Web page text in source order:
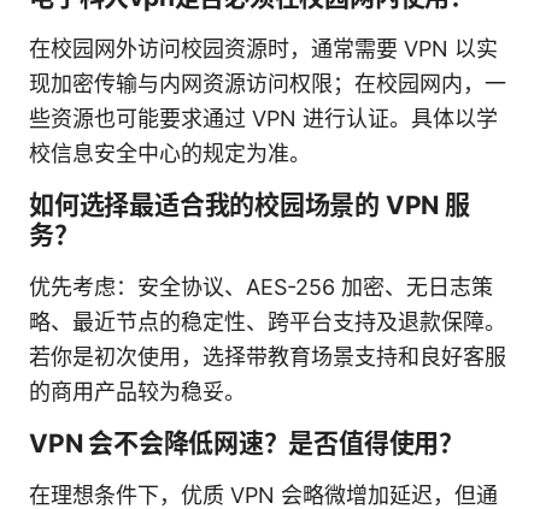
在校园网外访问校园资源时，通常需要 VPN 以实
现加密传输与内网资源访问权限；在校园网内，一
些资源也可能要求通过 VPN 进行认证。具体以学
校信息安全中心的规定为准。
如何选择最适合我的校园场景的 VPN 服
务？
优先考虑：安全协议、AES-256 加密、无日志策
略、最近节点的稳定性、跨平台支持及退款保障。
若你是初次使用，选择带教育场景支持和良好客服
的商用产品较为稳妥。
VPN 会不会降低网速？是否值得使用？
在理想条件下，优质 VPN 会略微增加延迟，但通